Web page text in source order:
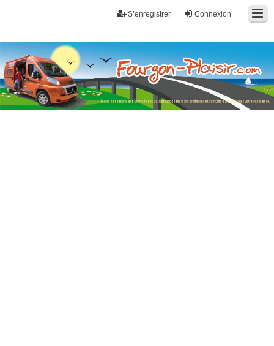
Connexion
S’enregistrer
Fourgon-plaisir.com
Forum de conseils et d'entraide des utilisateurs de fourgons, fourgons
aménagés, vans et de camping-car. Partagez votre expérience.